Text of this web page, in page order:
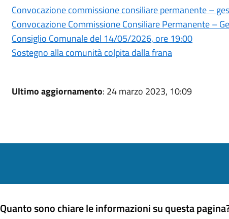
Convocazione commissione consiliare permanente –
Convocazione Commissione Consiliare Permanente –
Consiglio Comunale del 14/05/2026, ore 19:00
Sostegno alla comunità colpita dalla frana
Ultimo aggiornamento: 24 marzo 2023, 10:09
Quanto sono chiare le informazioni su questa